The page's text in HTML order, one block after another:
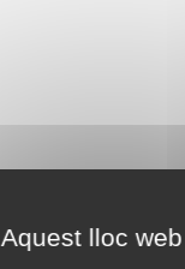
Aquest lloc